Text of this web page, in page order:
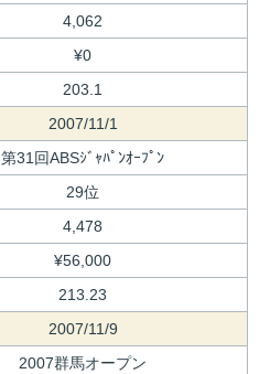
4,062
¥0
203.1
2007/11/1
第31回ABSｼﾞｬﾊﾟﾝｵｰﾌﾟﾝ
29位
4,478
¥56,000
213.23
2007/11/9
2007群馬オープン